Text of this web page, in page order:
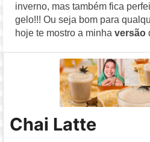
inverno, mas também fica
gelo!!! Ou seja bom para
hoje te mostro a minhaversão
Chai Latte